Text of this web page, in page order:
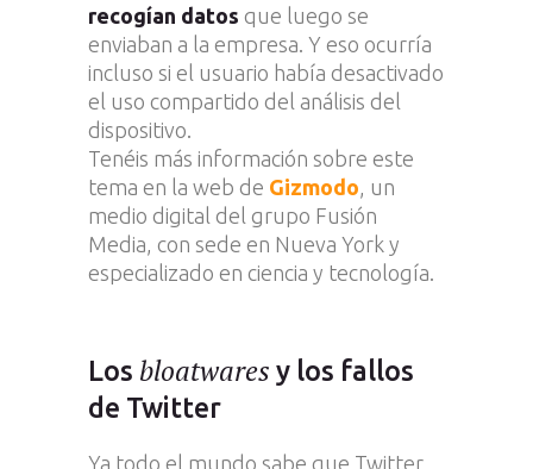
recogían datos que luego se
enviaban a la empresa. Y eso ocurría
incluso si el usuario había desactivado
el uso compartido del análisis del
dispositivo.
Tenéis más información sobre este
tema en la web de Gizmodo , un
medio digital del grupo Fusión
Media, con sede en Nueva York y
especializado en ciencia y tecnología.
Los bloatwares y los fallos
de Twitter
Ya todo el mundo sabe que Twitter